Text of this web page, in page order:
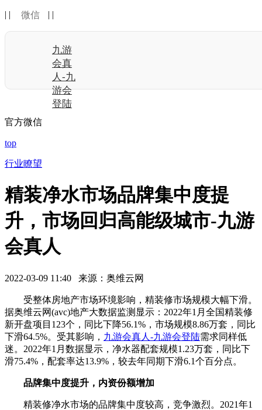
| | 微信 | |
九游
会真
人-九
游会
登陆
官方微信
top
行业瞭望
精装净水市场品牌集中度提
升，市场回归高能级城市-九游
会真人
2022-03-09 11:40 来源：奥维云网
受整体房地产市场环境影响，精装修市场规模大幅下滑。
据奥维云网(avc)地产大数据监测显示：2022年1月全国精装修
新开盘项目123个，同比下降56.1%，市场规模8.86万套，同比
下滑64.5%。受其影响， 九游会真人-九游会登陆需求同样低
迷。2022年1月数据显示，净水器配套规模1.23万套，同比下
滑75.4%，配套率达13.9%，较去年同期下滑6.1个百分点。
品牌集中度提升，内资份额增加
精装修净水市场的品牌集中度较高，竞争激烈。2021年1